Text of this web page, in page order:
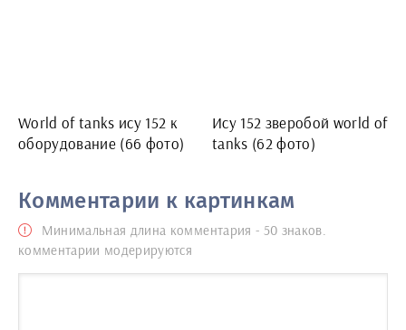
World of tanks ису 152 к
оборудование (66 фото)
Ису 152 зверобой world of
tanks (62 фото)
Комментарии к картинкам
Минимальная длина комментария - 50 знаков.
комментарии модерируются